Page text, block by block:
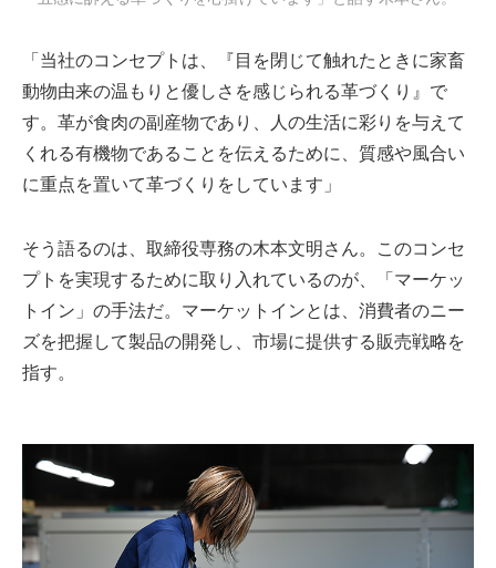
「当社のコンセプトは、『目を閉じて触れたときに家畜
動物由来の温もりと優しさを感じられる革づくり』で
す。革が食肉の副産物であり、人の生活に彩りを与えて
くれる有機物であることを伝えるために、質感や風合い
に重点を置いて革づくりをしています」
そう語るのは、取締役専務の木本文明さん。このコンセ
プトを実現するために取り入れているのが、「マーケッ
トイン」の手法だ。マーケットインとは、消費者のニー
ズを把握して製品の開発し、市場に提供する販売戦略を
指す。